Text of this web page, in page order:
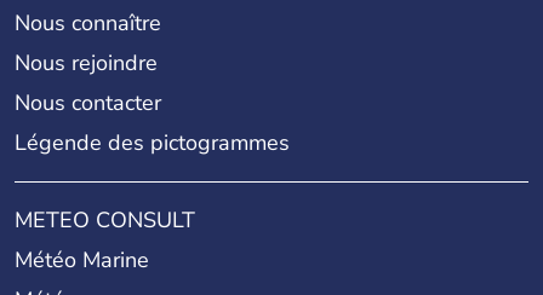
Nous connaître
Nous rejoindre
Nous contacter
Légende des pictogrammes
METEO CONSULT
Météo Marine